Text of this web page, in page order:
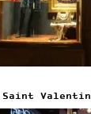
Saint